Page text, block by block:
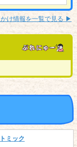
け情報を一覧で見る ▶︎
ミック